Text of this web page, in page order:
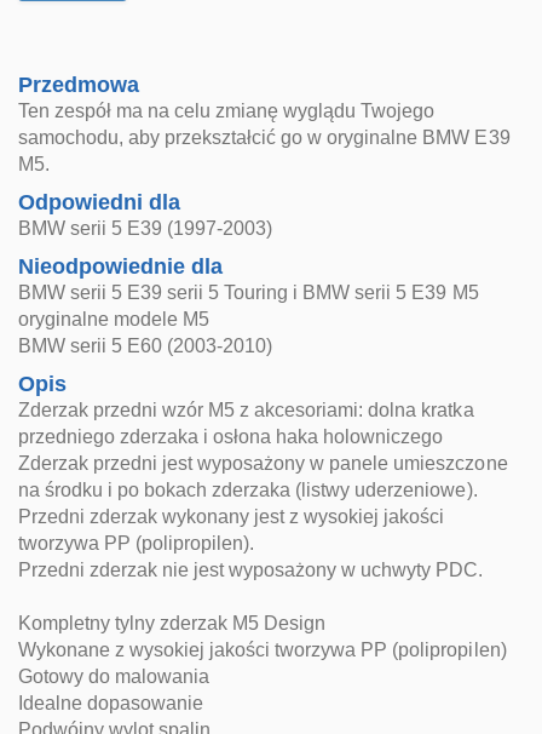
Przedmowa
Ten zespół ma na celu zmianę wyglądu Twojego
samochodu, aby przekształcić go w oryginalne BMW E39
M5.
Odpowiedni dla
BMW serii 5 E39 (1997-2003)
Nieodpowiednie dla
BMW serii 5 E39 serii 5 Touring i BMW serii 5 E39 M5
oryginalne modele M5
BMW serii 5 E60 (2003-2010)
Opis
Zderzak przedni wzór M5 z akcesoriami: dolna kratka
przedniego zderzaka i osłona haka holowniczego
Zderzak przedni jest wyposażony w panele umieszczone
na środku i po bokach zderzaka (listwy uderzeniowe).
Przedni zderzak wykonany jest z wysokiej jakości
tworzywa PP (polipropilen).
Przedni zderzak nie jest wyposażony w uchwyty PDC.
Kompletny tylny zderzak M5 Design
Wykonane z wysokiej jakości tworzywa PP (polipropilen)
Gotowy do malowania
Idealne dopasowanie
Podwójny wylot spalin